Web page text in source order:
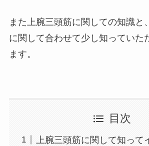
また上腕三頭筋に関しての知識と
に関して合わせて少し知っていた
ます。
目次
上腕三頭筋に関して知って